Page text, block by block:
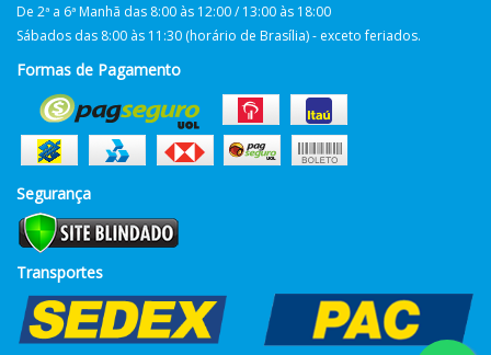
De 2ª a 6ª Manhã das 8:00 às 12:00 / 13:00 às 18:00
Sábados das 8:00 às 11:30 (horário de Brasília) - exceto feriados.
Formas de Pagamento
Segurança
Transportes